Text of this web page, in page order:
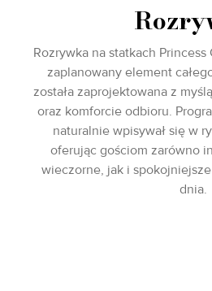
Rozrywka na statkach
zaplanowany element
została zaprojektowana z
oraz komforcie odbioru.
naturalnie wpisywał się w
oferując gościom zarówno
wieczorne, jak i
dnia.